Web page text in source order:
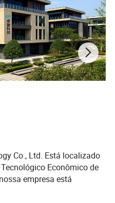
Co., Ltd. Está localizado
Econômico de
empresa está